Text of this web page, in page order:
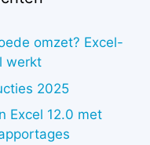
omzet? Excel-
werkt
2025
Excel 12.0 met